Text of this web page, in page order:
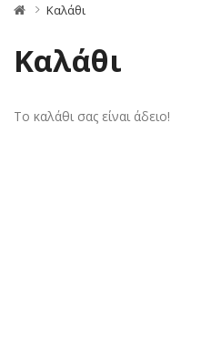
Καλάθι
Καλάθι
Το καλάθι σας είναι άδειο!